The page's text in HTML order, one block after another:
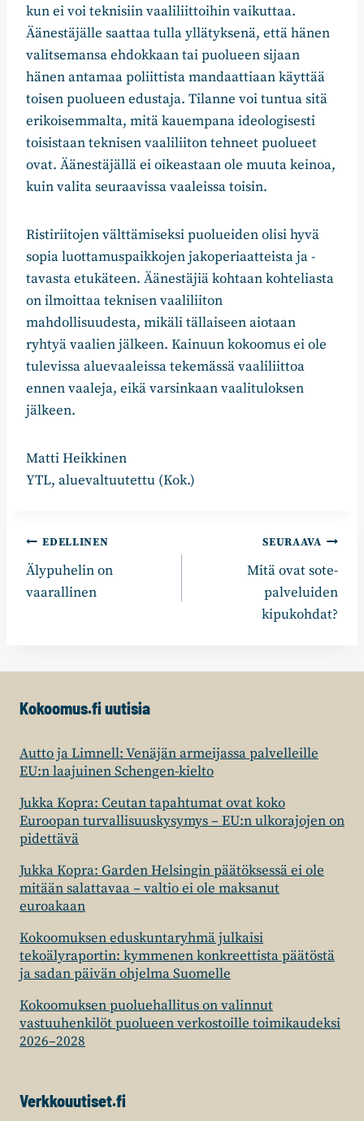
kun ei voi teknisiin vaaliliittoihin vaikuttaa.
Äänestäjälle saattaa tulla yllätyksenä, että hänen
valitsemansa ehdokkaan tai puolueen sijaan
hänen antamaa poliittista mandaattiaan käyttää
toisen puolueen edustaja. Tilanne voi tuntua sitä
erikoisemmalta, mitä kauempana ideologisesti
toisistaan teknisen vaaliliiton tehneet puolueet
ovat. Äänestäjällä ei oikeastaan ole muuta keinoa,
kuin valita seuraavissa vaaleissa toisin.
Ristiriitojen välttämiseksi puolueiden olisi hyvä
sopia luottamuspaikkojen jakoperiaatteista ja -
tavasta etukäteen. Äänestäjiä kohtaan kohteliasta
on ilmoittaa teknisen vaaliliiton
mahdollisuudesta, mikäli tällaiseen aiotaan
ryhtyä vaalien jälkeen. Kainuun kokoomus ei ole
tulevissa aluevaaleissa tekemässä vaaliliittoa
ennen vaaleja, eikä varsinkaan vaalituloksen
jälkeen.
Matti Heikkinen
YTL, aluevaltuutettu (Kok.)
Artikkelien
selaus
EDELLINEN
Älypuhelin on
vaarallinen
SEURAAVA
Mitä ovat sote-
palveluiden
kipukohdat?
Kokoomus.fi uutisia
Autto ja Limnell: Venäjän armeijassa palvelleille
EU:n laajuinen Schengen-kielto
Jukka Kopra: Ceutan tapahtumat ovat koko
Euroopan turvallisuuskysymys – EU:n ulkorajojen on
pidettävä
Jukka Kopra: Garden Helsingin päätöksessä ei ole
mitään salattavaa – valtio ei ole maksanut
euroakaan
Kokoomuksen eduskuntaryhmä julkaisi
tekoälyraportin: kymmenen konkreettista päätöstä
ja sadan päivän ohjelma Suomelle
Kokoomuksen puoluehallitus on valinnut
vastuuhenkilöt puolueen verkostoille toimikaudeksi
2026–2028
Verkkouutiset.fi